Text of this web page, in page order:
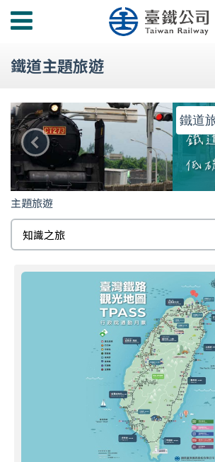
功
選
鐵道主題旅遊
鐵道旅遊，低碳同行瞭解詳情
上
一
則
主
題
主題旅遊
知識之旅
旅